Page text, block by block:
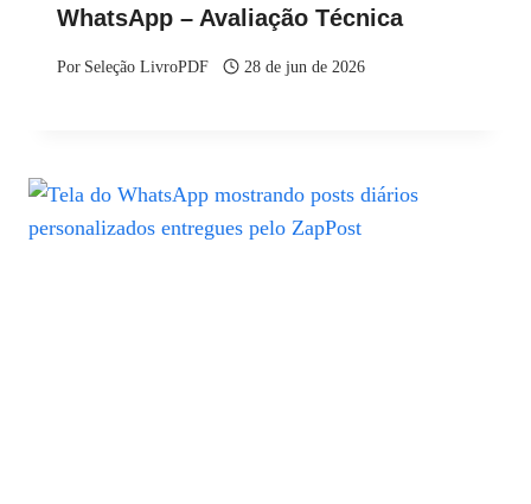
WhatsApp – Avaliação Técnica
Por Seleção LivroPDF 28 de jun de 2026